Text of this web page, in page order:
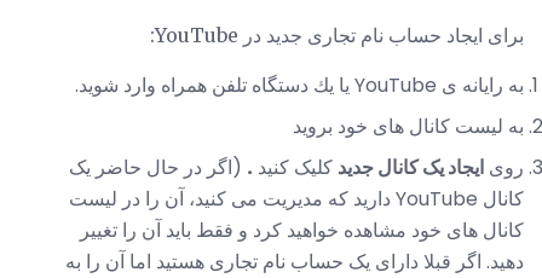
برای ایجاد حساب نام تجاری جدید در YouTube:
به رایانه ی YouTube یا یك دستگاه تلفن همراه وارد شوید.
به لیست کانال های خود بروید
روی ایجاد یک کانال جدید کلیک کنید . (اگر در حال حاضر یک
کانال YouTube دارید که مدیریت می کنید، آن را در لیست
کانال های خود مشاهده خواهید کرد و فقط باید آن را تغییر
دهید. اگر قبلا دارای یک حساب نام تجاری هستید اما آن را به